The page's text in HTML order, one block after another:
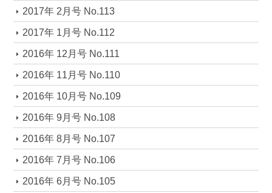
2017年 2月号 No.113
2017年 1月号 No.112
2016年 12月号 No.111
2016年 11月号 No.110
2016年 10月号 No.109
2016年 9月号 No.108
2016年 8月号 No.107
2016年 7月号 No.106
2016年 6月号 No.105